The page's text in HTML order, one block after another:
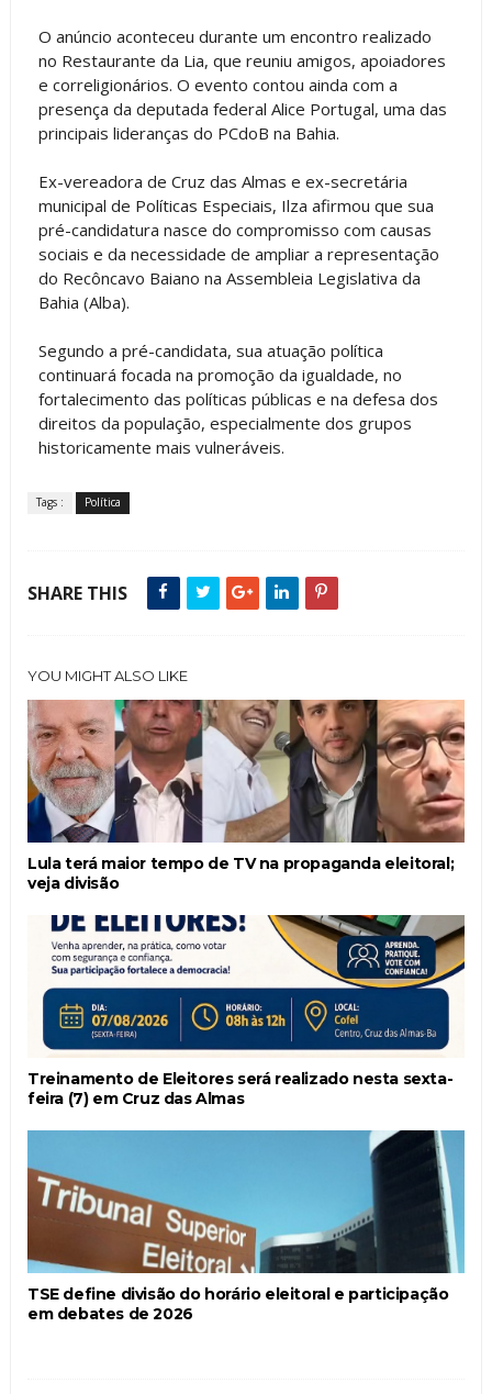
O anúncio aconteceu durante um encontro realizado
no Restaurante da Lia, que reuniu amigos, apoiadores
e correligionários. O evento contou ainda com a
presença da deputada federal Alice Portugal, uma das
principais lideranças do PCdoB na Bahia.
Ex-vereadora de Cruz das Almas e ex-secretária
municipal de Políticas Especiais, Ilza afirmou que sua
pré-candidatura nasce do compromisso com causas
sociais e da necessidade de ampliar a representação
do Recôncavo Baiano na Assembleia Legislativa da
Bahia (Alba).
Segundo a pré-candidata, sua atuação política
continuará focada na promoção da igualdade, no
fortalecimento das políticas públicas e na defesa dos
direitos da população, especialmente dos grupos
historicamente mais vulneráveis.
Tags : Política
SHARE THIS
YOU MIGHT ALSO LIKE
Lula terá maior tempo de TV na propaganda eleitoral;
veja divisão
Treinamento de Eleitores será realizado nesta sexta-
feira (7) em Cruz das Almas
TSE define divisão do horário eleitoral e participação
em debates de 2026